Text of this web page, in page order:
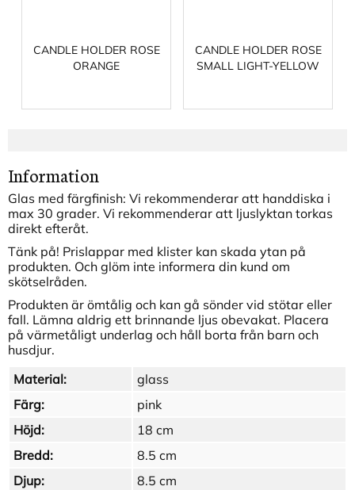
CANDLE HOLDER ROSE
ORANGE
CANDLE HOLDER ROSE
SMALL LIGHT-YELLOW
Information
Glas med färgfinish: Vi rekommenderar att handdiska i
max 30 grader. Vi rekommenderar att ljuslyktan torkas
direkt efteråt.
Tänk på! Prislappar med klister kan skada ytan på
produkten. Och glöm inte informera din kund om
skötselråden.
Produkten är ömtålig och kan gå sönder vid stötar eller
fall. Lämna aldrig ett brinnande ljus obevakat. Placera
på värmetåligt underlag och håll borta från barn och
husdjur.
Material:
glass
Färg:
pink
Höjd:
18 cm
Bredd:
8.5 cm
Djup:
8.5 cm